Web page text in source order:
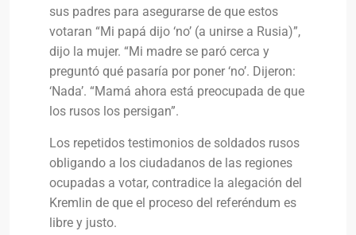
sus padres para asegurarse de que estos
votaran “Mi papá dijo ‘no’ (a unirse a Rusia)”,
dijo la mujer. “Mi madre se paró cerca y
preguntó qué pasaría por poner ‘no’. Dijeron:
‘Nada’. “Mamá ahora está preocupada de que
los rusos los persigan”.
Los repetidos testimonios de soldados rusos
obligando a los ciudadanos de las regiones
ocupadas a votar, contradice la alegación del
Kremlin de que el proceso del referéndum es
libre y justo.